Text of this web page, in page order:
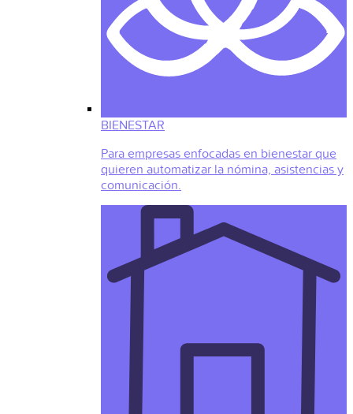
BIENESTAR
Para empresas enfocadas en bienestar que
quieren automatizar la nómina, asistencias y
comunicación.